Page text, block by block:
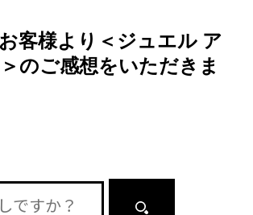
客様より＜ジュエル ア
のご感想をいただきま